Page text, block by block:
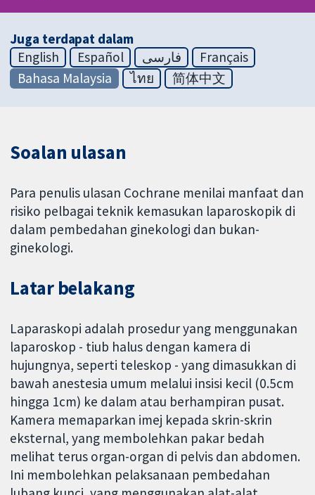
Juga terdapat dalam
English
Español فارسی
Français
Bahasa Malaysia
ไทย 简体中文
Soalan ulasan
Para penulis ulasan Cochrane menilai manfaat dan
risiko pelbagai teknik kemasukan laparoskopik di
dalam pembedahan ginekologi dan bukan-
ginekologi.
Latar belakang
Laparaskopi adalah prosedur yang menggunakan
laparoskop - tiub halus dengan kamera di
hujungnya, seperti teleskop - yang dimasukkan di
bawah anestesia umum melalui insisi kecil (0.5cm
hingga 1cm) ke dalam atau berhampiran pusat.
Kamera memaparkan imej kepada skrin-skrin
eksternal, yang membolehkan pakar bedah
melihat terus organ-organ di pelvis dan abdomen.
Ini membolehkan pelaksanaan pembedahan